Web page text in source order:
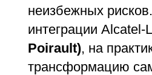
неизбежных
интеграции
Poirault), на
трансформацию